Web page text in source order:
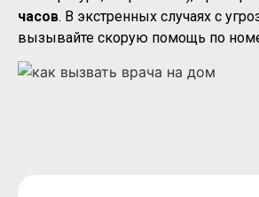
часов. В экстренных случаях с
вызывайте скорую помощь по